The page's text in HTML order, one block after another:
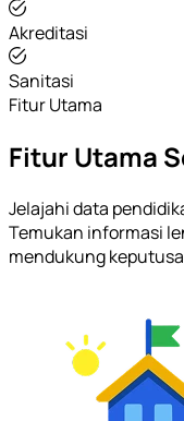
Akreditasi
Sanitasi
Fitur Utama
Fitur Utama
Jelajahi data
Temukan informasi
mendukung